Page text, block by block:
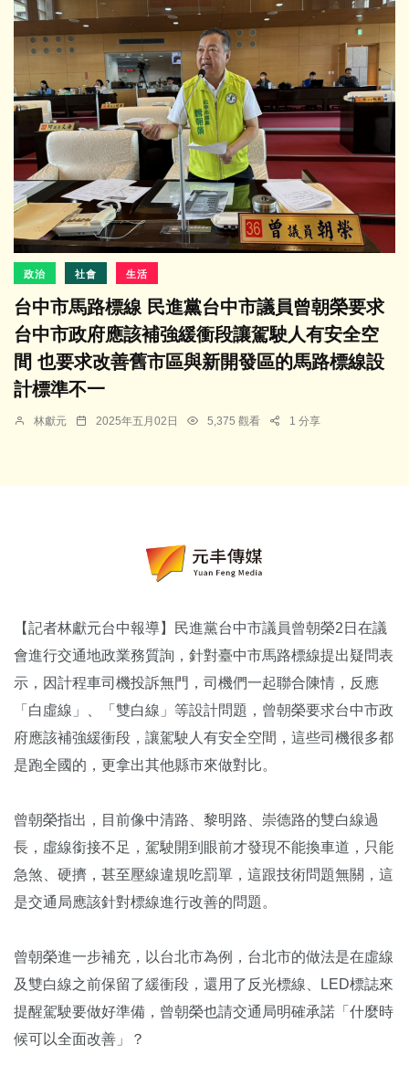
政治 社會 生活
台中市馬路標線 民進黨台中市議員曾朝榮要求
台中市政府應該補強緩衝段讓駕駛人有安全空
間 也要求改善舊市區與新開發區的馬路標線設
計標準不一
林獻元 2025年五月02日 5,375 觀看 1 分享
【記者林獻元台中報導】民進黨台中市議員曾朝榮2日在議
會進行交通地政業務質詢，針對臺中市馬路標線提出疑問表
示，因計程車司機投訴無門，司機們一起聯合陳情，反應
「白虛線」、「雙白線」等設計問題，曾朝榮要求台中市政
府應該補強緩衝段，讓駕駛人有安全空間，這些司機很多都
是跑全國的，更拿出其他縣市來做對比。
曾朝榮指出，目前像中清路、黎明路、崇德路的雙白線過
長，虛線銜接不足，駕駛開到眼前才發現不能換車道，只能
急煞、硬擠，甚至壓線違規吃罰單，這跟技術問題無關，這
是交通局應該針對標線進行改善的問題。
曾朝榮進一步補充，以台北市為例，台北市的做法是在虛線
及雙白線之前保留了緩衝段，還用了反光標線、LED標誌來
提醒駕駛要做好準備，曾朝榮也請交通局明確承諾「什麼時
候可以全面改善」？